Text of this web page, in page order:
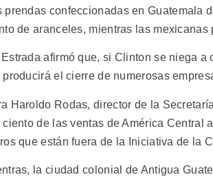
prendas confeccionadas en Guatemala
de aranceles, mientras las mexicanas
Estrada afirmó que, si Clinton se niega
producirá el cierre de numerosas
Haroldo Rodas, director de la
ciento de las ventas de América Central
que están fuera de la Iniciativa de la
la ciudad colonial de Antigua